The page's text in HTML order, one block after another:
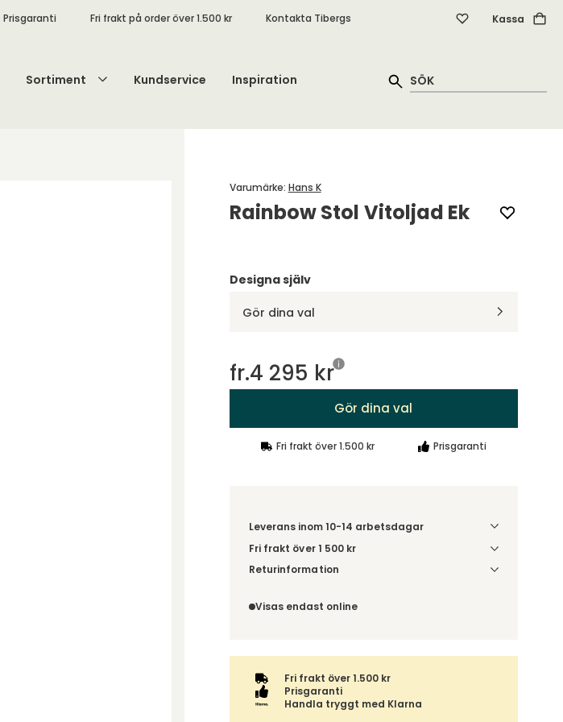
Prisgaranti Fri frakt på order över 1.500 kr Kontakta Tibergs Kassa
Sortiment Kundservice Inspiration
Rainbow Stol Vitoljad Ek
Varumärke: Hans K
Designa själv
Gör dina val
fr.4 295 kr
Gör dina val
Fri frakt över 1.500 kr Prisgaranti
Leverans inom 10-14 arbetsdagar
Fri frakt över 1 500 kr
Välj utförande via 'Gör dina val' för
Returinformation
omfattas därför inte av ångerrätten.
Visas endast online
Fri frakt över 1.500 kr
Prisgaranti
Handla tryggt med Klarna